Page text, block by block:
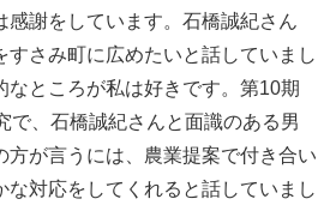
感謝をしています。石橋誠紀さん
すさみ町に広めたいと話していまし
なところが私は好きです。第10期
で、石橋誠紀さんと面識のある男
方が言うには、農業提案で付き合い
な対応をしてくれると話していまし